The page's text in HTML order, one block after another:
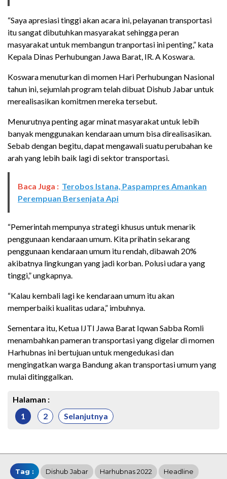
“Saya apresiasi tinggi akan acara ini, pelayanan transportasi
itu sangat dibutuhkan masyarakat sehingga peran
masyarakat untuk membangun tranportasi ini penting,” kata
Kepala Dinas Perhubungan Jawa Barat, IR. A Koswara.
Koswara menuturkan di momen Hari Perhubungan Nasional
tahun ini, sejumlah program telah dibuat Dishub Jabar untuk
merealisasikan komitmen mereka tersebut.
Menurutnya penting agar minat masyarakat untuk lebih
banyak menggunakan kendaraan umum bisa direalisasikan.
Sebab dengan begitu, dapat mengawali suatu perubahan ke
arah yang lebih baik lagi di sektor transportasi.
Baca Juga : Terobos Istana, Paspampres Amankan
Perempuan Bersenjata Api
“Pemerintah mempunya strategi khusus untuk menarik
penggunaan kendaraan umum. Kita prihatin sekarang
penggunaan kendaraan umum itu rendah, dibawah 20%
akibatnya lingkungan yang jadi korban. Polusi udara yang
tinggi,” ungkapnya.
“Kalau kembali lagi ke kendaraan umum itu akan
memperbaiki kualitas udara,” imbuhnya.
Sementara itu, Ketua IJTI Jawa Barat Iqwan Sabba Romli
menambahkan pameran transportasi yang digelar di momen
Harhubnas ini bertujuan untuk mengedukasi dan
mengingatkan warga Bandung akan transportasi umum yang
mulai ditinggalkan.
Halaman :
1
2 Selanjutnya
Tag : Dishub Jabar Harhubnas 2022 Headline